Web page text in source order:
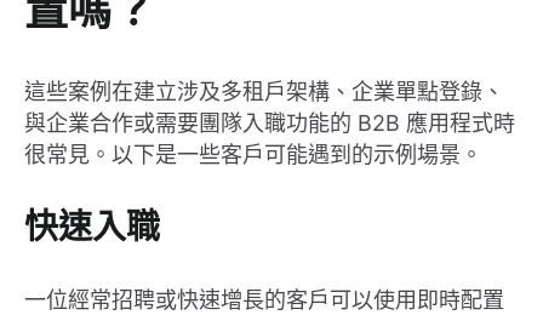
這些案例在建立涉及多租戶架構、企業單點登錄、
與企業合作或需要團隊入職功能的 B2B 應用程式時
很常見。以下是一些客戶可能遇到的示例場景。
快速入職
一位經常招聘或快速增長的客戶可以使用即時配置